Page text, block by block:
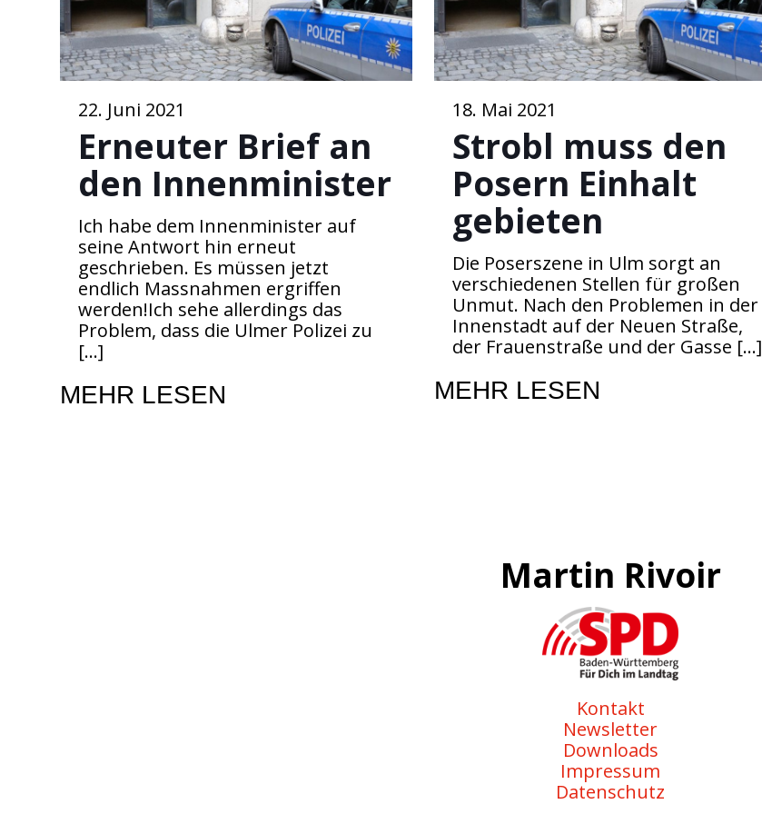
22. Juni 2021
Erneuter Brief an
den Innenminister
Ich habe dem Innenminister auf
seine Antwort hin erneut
geschrieben. Es müssen jetzt
endlich Massnahmen ergriffen
werden!Ich sehe allerdings das
Problem, dass die Ulmer Polizei zu
[…]
MEHR LESEN
18. Mai 2021
Strobl muss den
Posern Einhalt
gebieten
Die Poserszene in Ulm sorgt an
verschiedenen Stellen für großen
Unmut. Nach den Problemen in der
Innenstadt auf der Neuen Straße,
der Frauenstraße und der Gasse […]
MEHR LESEN
Martin Rivoir
Kontakt
Newsletter
Downloads
Impressum
Datenschutz